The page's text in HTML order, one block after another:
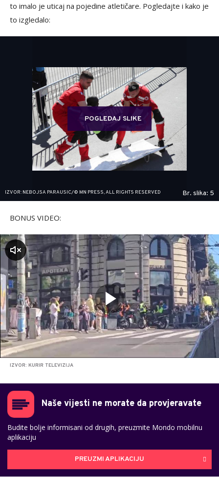
to imalo je uticaj na pojedine atletičare. Pogledajte i kako je
to izgledalo:
POGLEDAJ SLIKE
IZVOR: NEBOJSA PARAUSIC/© MN PRESS, ALL RIGHTS RESERVED Br. slika: 5
BONUS VIDEO:
IZVOR: KURIR TELEVIZIJA
Naše vijesti ne morate da provjeravate
Budite bolje informisani od drugih, preuzmite Mondo mobilnu
aplikaciju
PREUZMI APLIKACIJU